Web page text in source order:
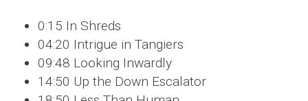
0:15 In Shreds
04:20 Intrigue in Tangiers
09:48 Looking Inwardly
14:50 Up the Down Escalator